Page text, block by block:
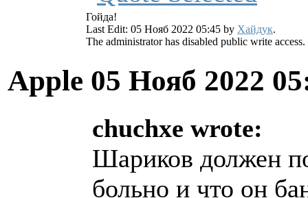
Гойда!
Last Edit: 05 Нояб 2022 05:45 by Хайдук.
The administrator has disabled public write access.
Apple 05 Нояб 2022
chuchxe wrote:
Шариков должен
больно и что он